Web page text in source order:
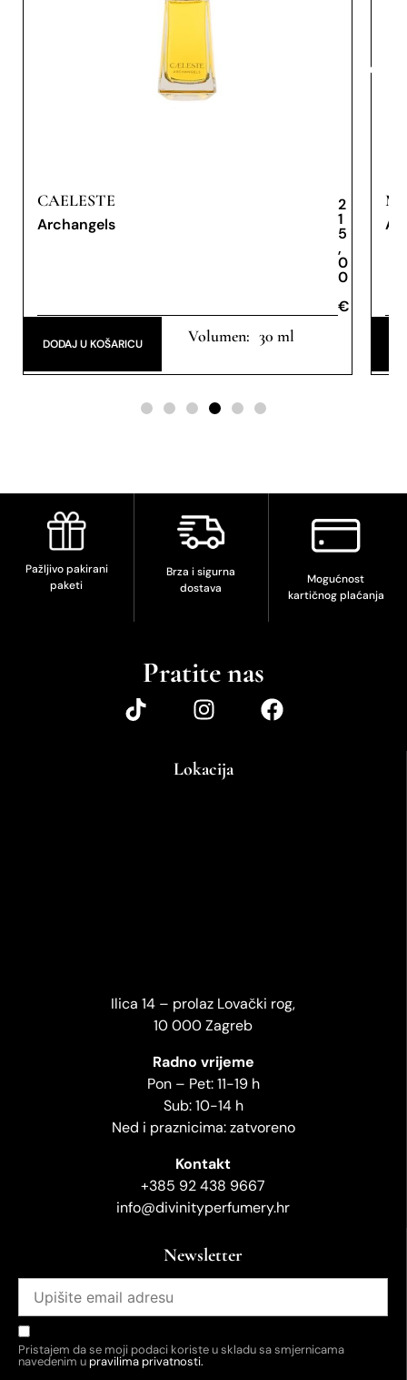
CAELESTE
Archangels
2
1
5
,
0
0
€
30 ml
DODAJ U KOŠARICU
Pažljivo pakirani
paketi
Brza i sigurna
dostava
Mogućnost
kartičnog plaćanja
Pratite nas
Lokacija
Ilica 14 – prolaz Lovački rog,
10 000 Zagreb
Radno vrijeme
Pon – Pet: 11-19 h
Sub: 10-14 h
Ned i praznicima: zatvoreno
Kontakt
+385 92 438 9667
info@divinityperfumery.hr
Newsletter
Pristajem da se moji podaci koriste u skladu sa smjernicama
navedenim upravilima privatnosti.